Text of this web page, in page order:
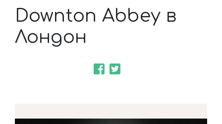
Downton Abbey в
Лондон